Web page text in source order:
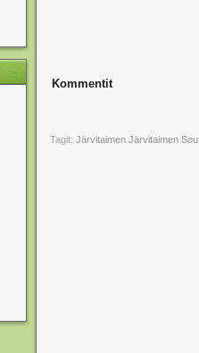
Kommentit
Tagit: Järvitaimen Järvitaimen